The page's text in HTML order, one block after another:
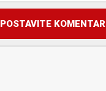
POSTAVITE KOMENTAR